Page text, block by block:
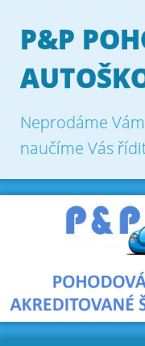
P&P
Neprodáme
naučíme Vás